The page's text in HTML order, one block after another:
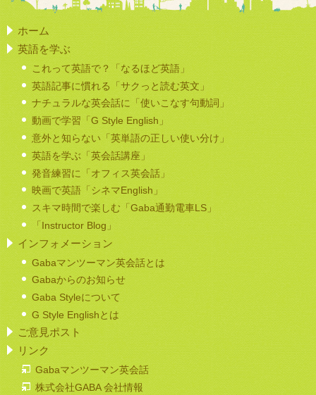
ホーム
英語を学ぶ
これって英語で？「なるほど英語」
英語記事に慣れる「サクっと読む英文」
ナチュラルな英会話に「使いこなす句動詞」
動画で学習「G Style English」
意外と知らない「英単語の正しい使い分け」
英語を学ぶ「英会話講座」
発音練習に「オフィス英会話」
映画で英語「シネマEnglish」
スキマ時間で楽しむ「Gaba通勤電車LS」
「Instructor Blog」
インフォメーション
Gabaマンツーマン英会話とは
Gabaからのお知らせ
Gaba Styleについて
G Style Englishとは
ご意見ポスト
リンク
Gabaマンツーマン英会話
株式会社GABA 会社情報